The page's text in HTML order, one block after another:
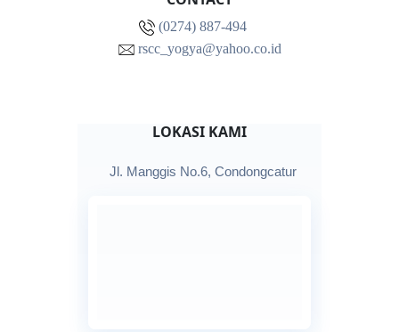
(0274) 887-494
rscc_yogya@yahoo.co.id
LOKASI KAMI
Jl. Manggis No.6, Condongcatur